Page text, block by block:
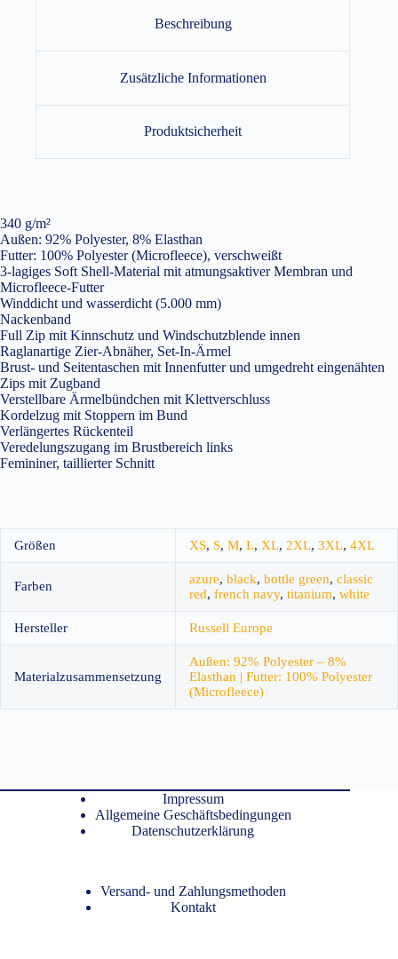
Beschreibung
Zusätzliche Informationen
Produktsicherheit
340 g/m²
Außen: 92% Polyester, 8% Elasthan
Futter: 100% Polyester (Microfleece), verschweißt
3-lagiges Soft Shell-Material mit atmungsaktiver Membran und
Microfleece-Futter
Winddicht und wasserdicht (5.000 mm)
Nackenband
Full Zip mit Kinnschutz und Windschutzblende innen
Raglanartige Zier-Abnäher, Set-In-Ärmel
Brust- und Seitentaschen mit Innenfutter und umgedreht eingenähten
Zips mit Zugband
Verstellbare Ärmelbündchen mit Klettverschluss
Kordelzug mit Stoppern im Bund
Verlängertes Rückenteil
Veredelungszugang im Brustbereich links
Femininer, taillierter Schnitt
Größen XS, S, M, L, XL, 2XL, 3XL, 4XL
Farben azure, black, bottle green, classic
red, french navy, titanium, white
Hersteller Russell Europe
Materialzusammensetzung
Außen: 92% Polyester – 8%
Elasthan | Futter: 100% Polyester
(Microfleece)
Impressum
Allgemeine Geschäftsbedingungen
Datenschutzerklärung
Versand- und Zahlungsmethoden
Kontakt